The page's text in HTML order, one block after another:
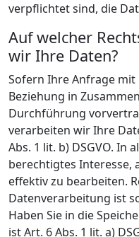
verpflichtet sind, die
Auf welcher
wir Ihre Daten?
Sofern Ihre Anfrage
Beziehung in
Durchführung
verarbeiten wir Ihre
Abs. 1 lit. b) DSGVO. In
berechtigtes Interesse,
effektiv zu bearbeiten.
Datenverarbeitung ist
Haben Sie in die
ist Art. 6 Abs. 1 lit. a)